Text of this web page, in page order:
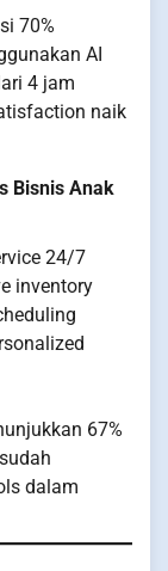
70%
AI
4 jam
naik
Bisnis Anak
24/7
inventory
67%
dalam